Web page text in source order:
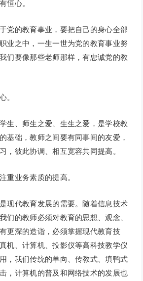
恒心。
党的教育事业，要把自己的身心全部
业之中，一生一世为党的教育事业努
们要像那些老师那样，有忠诚党的教
。
生、师生之爱、生生之爱，是学校教
基础，教师之间要有同事间的友爱，
，彼此协调、相互宽容共同提高。
重业务素质的提高。
现代教育发展的需要。随着信息技术
们的教师必须对教育的思想、观念、
更深的造诣，必须掌握现代教育技
机、计算机、投影仪等高科技教学仪
，我们传统的单向、传教式、填鸭式
，计算机的普及和网络技术的发展也